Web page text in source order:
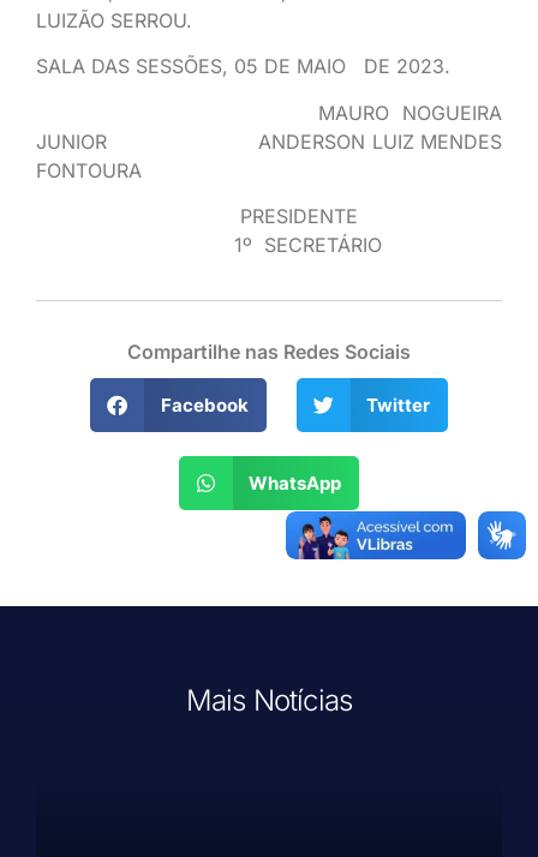
LUIZÃO SERROU.
SALA DAS SESSÕES, 05 DE MAIO DE 2023.
MAURO NOGUEIRA
JUNIOR ANDERSON LUIZ MENDES
FONTOURA
PRESIDENTE
1º SECRETÁRIO
Compartilhe nas Redes Sociais
Facebook Twitter
WhatsApp
Mais Notícias